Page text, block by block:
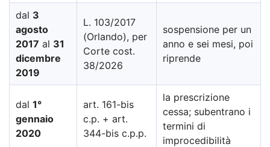
dal 3
agosto
2017 al 31
dicembre
2019
L. 103/2017
(Orlando), per
Corte cost.
38/2026
sospensione per un
anno e sei mesi, poi
riprende
dal 1°
gennaio
2020
art. 161-bis
c.p. + art.
344-bis c.p.p.
la prescrizione
cessa; subentrano i
termini di
improcedibilità